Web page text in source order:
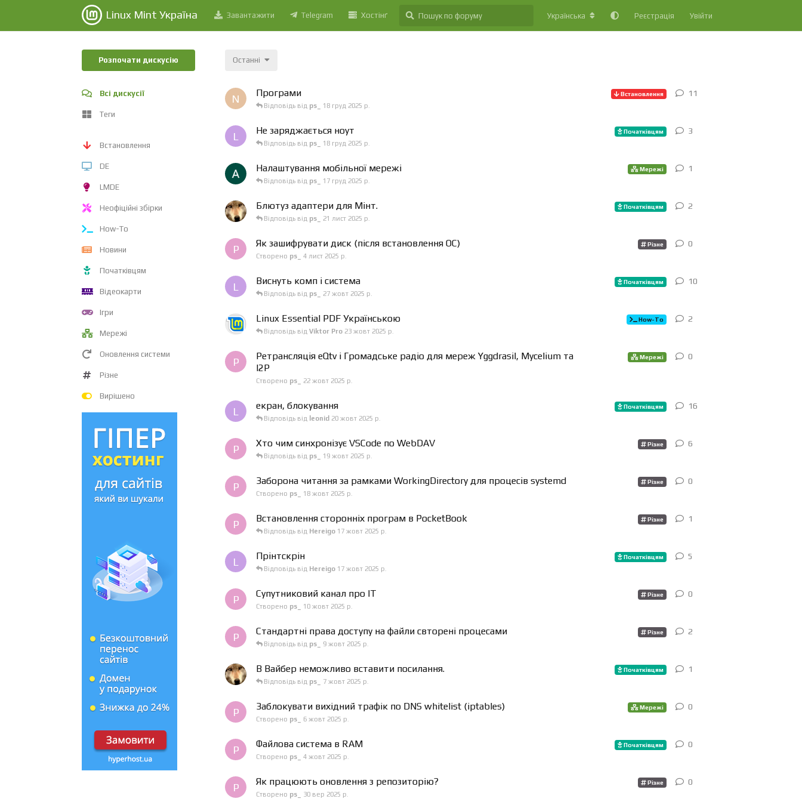
Linux Mint Україна Завантажити Telegram Хостінґ Українська Реєстрація Увійти
Розпочати дискусію
Всі дискусії
Теги
Встановлення
DE
LMDE
Неофіційні збірки
How-To
Новини
Початківцям
Відеокарти
Ігри
Мережі
Оновлення системи
Різне
Вирішено
Останні
N Програми
Встановлення
Відповідь від ps_ 18 груд 2025 р.
11
L Не заряджається ноут
Початківцям
Відповідь від ps_ 18 груд 2025 р.
3
Налаштування мобільної мережі
Мережі
Відповідь від ps_ 17 груд 2025 р.
1
Блютуз адаптери для Мінт.
Початківцям
Відповідь від ps_ 21 лист 2025 р.
2
P Як зашифрувати диск (після встановлення ОС)
Різне
Створено ps_ 4 лист 2025 р.
0
L Виснуть комп і система
Початківцям
Відповідь від ps_ 27 жовт 2025 р.
10
Linux Essential PDF Українською
How-To
Відповідь від Viktor Pro 23 жовт 2025 р.
2
P
Ретрансляція eQtv і Громадське радіо для мереж Yggdrasil, Mycelium та
I2P
Мережі
Створено ps_ 22 жовт 2025 р.
0
L екран, блокування
Початківцям
Відповідь від
leonid 20 жовт 2025 р.
16
P Хто чим синхронізує VSCode по WebDAV
Різне
Відповідь від ps_ 19 жовт 2025 р.
6
P Заборона читання за рамками WorkingDirectory для процесів systemd
Різне
Створено ps_ 18 жовт 2025 р.
0
P Встановлення сторонніх програм в PocketBook
Різне
Відповідь від Hereigo 17 жовт 2025 р.
1
L Прінтскрін
Початківцям
Відповідь від Hereigo 17 жовт 2025 р.
5
P Супутниковий канал про ІТ
Різне
Створено ps_ 10 жовт 2025 р.
0
P Стандартні права доступу на файли свторені процесами
Різне
Відповідь від ps_ 9 жовт 2025 р.
2
В Вайбер неможливо вставити посилання.
Початківцям
Відповідь від ps_ 7 жовт 2025 р.
1
P Заблокувати вихідний трафік по DNS whitelist (iptables)
Мережі
Створено ps_ 6 жовт 2025 р.
0
P Файлова система в RAM
Початківцям
Створено ps_ 4 жовт 2025 р.
0
P Як працюють оновлення з репозиторію?
Різне
Створено ps_ 30 вер 2025 р.
0